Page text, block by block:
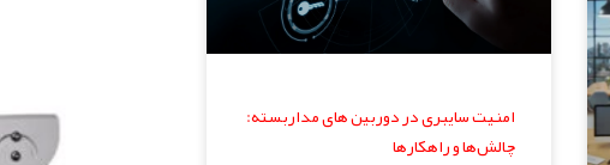
امنیت سایبری در دوربین های مداربسته:
چالش‌ها و راهکارها